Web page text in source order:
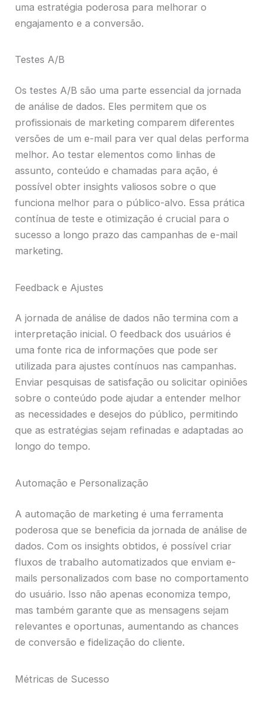
uma estratégia poderosa para melhorar o
engajamento e a conversão.
Testes A/B
Os testes A/B são uma parte essencial da jornada
de análise de dados. Eles permitem que os
profissionais de marketing comparem diferentes
versões de um e-mail para ver qual delas performa
melhor. Ao testar elementos como linhas de
assunto, conteúdo e chamadas para ação, é
possível obter insights valiosos sobre o que
funciona melhor para o público-alvo. Essa prática
contínua de teste e otimização é crucial para o
sucesso a longo prazo das campanhas de e-mail
marketing.
Feedback e Ajustes
A jornada de análise de dados não termina com a
interpretação inicial. O feedback dos usuários é
uma fonte rica de informações que pode ser
utilizada para ajustes contínuos nas campanhas.
Enviar pesquisas de satisfação ou solicitar opiniões
sobre o conteúdo pode ajudar a entender melhor
as necessidades e desejos do público, permitindo
que as estratégias sejam refinadas e adaptadas ao
longo do tempo.
Automação e Personalização
A automação de marketing é uma ferramenta
poderosa que se beneficia da jornada de análise de
dados. Com os insights obtidos, é possível criar
fluxos de trabalho automatizados que enviam e-
mails personalizados com base no comportamento
do usuário. Isso não apenas economiza tempo,
mas também garante que as mensagens sejam
relevantes e oportunas, aumentando as chances
de conversão e fidelização do cliente.
Métricas de Sucesso